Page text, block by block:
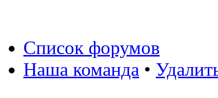
Список форумов
Наша команда •